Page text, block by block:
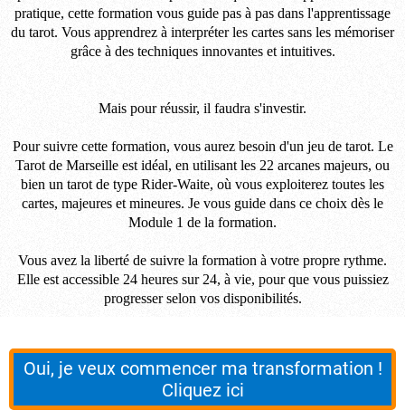
pratique, cette formation vous guide pas à pas dans l'apprentissage
du tarot. Vous apprendrez à interpréter les cartes sans les mémoriser
grâce à des techniques innovantes et intuitives.
Mais pour réussir, il faudra s'investir.
Pour suivre cette formation, vous aurez besoin d'un jeu de tarot. Le
Tarot de Marseille est idéal, en utilisant les 22 arcanes majeurs, ou
bien un tarot de type Rider-Waite, où vous exploiterez toutes les
cartes, majeures et mineures. Je vous guide dans ce choix dès le
Module 1 de la formation.
Vous avez la liberté de suivre la formation à votre propre rythme.
Elle est accessible 24 heures sur 24, à vie, pour que vous puissiez
progresser selon vos disponibilités.
Oui, je veux commencer ma transformation !
Cliquez ici